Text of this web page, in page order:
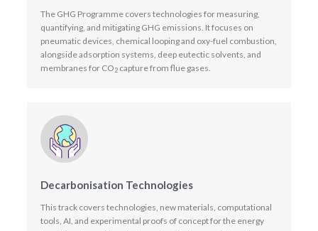
The GHG Programme covers technologies for measuring,
quantifying, and mitigating GHG emissions. It focuses on
pneumatic devices, chemical looping and oxy-fuel combustion,
alongside adsorption systems, deep eutectic solvents, and
membranes for CO2capture from flue gases.
Decarbonisation Technologies
This track covers technologies, new materials, computational
tools, AI, and experimental proofs of concept for the energy